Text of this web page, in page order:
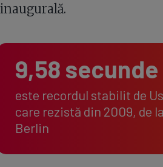
inaugurală.
9,58 secunde
este recordul stabilit de
care rezistă din 2009, de
Berlin